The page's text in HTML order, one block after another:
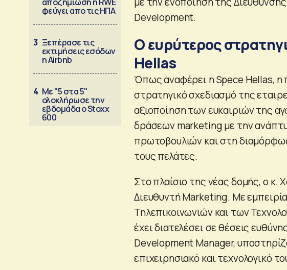
φεύγει απο τις ΗΠΑ
3 Ξεπέρασε τις
εκτιμήσεις εσόδων
η Airbnb
4 Με "5 στα 5"
ολοκλήρωσε την
εβδομάδα ο Stoxx
600
Development.
Ο ευρύτερος
Hellas
Όπως αναφέρει η Spece Hellas, η
στρατηγικό σχεδιασμό της
αξιοποίηση των ευκαιριών της
δράσεων marketing με την
πρωτοβουλιών και στη
τους πελάτες.
Στο πλαίσιο της νέας δομής, ο κ.
Διευθυντή Marketing. Με
Τηλεπικοινωνιών και των
έχει διατελέσει σε θέσεις
Development Manager,
επιχειρησιακό και τεχνολογικό